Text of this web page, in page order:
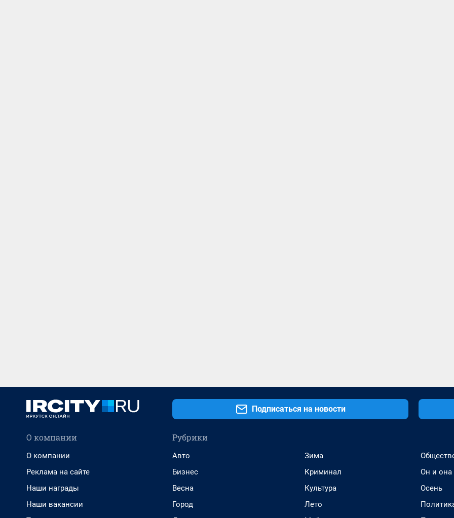
Подписаться на новости
О компании
О компании
Реклама на сайте
Наши награды
Наши вакансии
Рубрики
Авто
Бизнес
Весна
Город
Зима
Криминал
Культура
Лето
Он и она
Осень